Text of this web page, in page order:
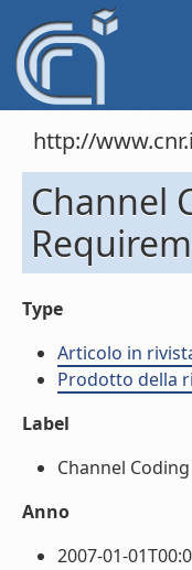
http://
Channel
Type
Articolo in
Prodotto della
Label
Channel
Anno
2007-01-